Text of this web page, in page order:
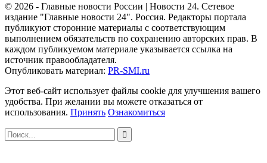
© 2026 - Главные новости России | Новости 24. Сетевое
издание "Главные новости 24". Россия. Редакторы портала
публикуют сторонние материалы с соответствующим
выполнением обязательств по сохранению авторских прав. В
каждом публикуемом материале указывается ссылка на
источник правообладателя.
Опубликовать материал: PR-SMI.ru
Этот веб-сайт использует файлы cookie для улучшения вашего
удобства. При желании вы можете отказаться от
использования. Принять Ознакомиться